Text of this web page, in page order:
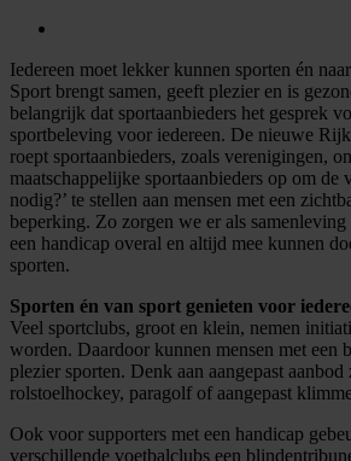
Iedereen moet lekker kunnen sporten én
Sport brengt samen, geeft plezier en is
belangrijk dat sportaanbieders het gesprek
sportbeleving voor iedereen. De nieuwe
roept sportaanbieders, zoals verenigingen,
maatschappelijke sportaanbieders op om de
nodig?’ te stellen aan mensen met een
beperking. Zo zorgen we er als
een handicap overal en altijd mee kunnen
sporten.
Sporten én van sport genieten voor
Veel sportclubs, groot en klein, nemen
worden. Daardoor kunnen mensen met een
plezier sporten. Denk aan aangepast
rolstoelhockey, paragolf of aangepast
Ook voor supporters met een handicap
verschillende voetbalclubs een